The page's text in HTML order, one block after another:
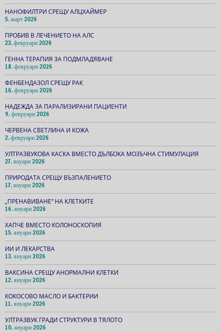
НАНОФИЛТРИ СРЕЩУ АЛЦХАЙМЕР
5. март 2026
ПРОБИВ В ЛЕЧЕНИЕТО НА АЛС
23. февруари 2026
ГЕННА ТЕРАПИЯ ЗА ПОДМЛАДЯВАНЕ
18. февруари 2026
ФЕНБЕНДАЗОЛ СРЕЩУ РАК
16. февруари 2026
НАДЕЖДА ЗА ПАРАЛИЗИРАНИ ПАЦИЕНТИ
9. февруари 2026
ЧЕРВЕНА СВЕТЛИНА И КОЖА
2. февруари 2026
УЛТРАЗВУКОВА КАСКА ВМЕСТО ДЪЛБОКА МОЗЪЧНА СТИМУЛАЦИЯ
27. януари 2026
ПРИРОДАТА СРЕЩУ ВЪЗПАЛЕНИЕТО
17. януари 2026
„ПРЕНАВИВАНЕ“ НА КЛЕТКИТЕ
16. януари 2026
ХАПЧЕ ВМЕСТО КОЛОНОСКОПИЯ
15. януари 2026
ИИ И ЛЕКАРСТВА
13. януари 2026
ВАКСИНА СРЕЩУ АНОРМАЛНИ КЛЕТКИ
12. януари 2026
КОКОСОВО МАСЛО И БАКТЕРИИ
11. януари 2026
УЛТРАЗВУК ГРАДИ СТРУКТУРИ В ТЯЛОТО
10. януари 2026